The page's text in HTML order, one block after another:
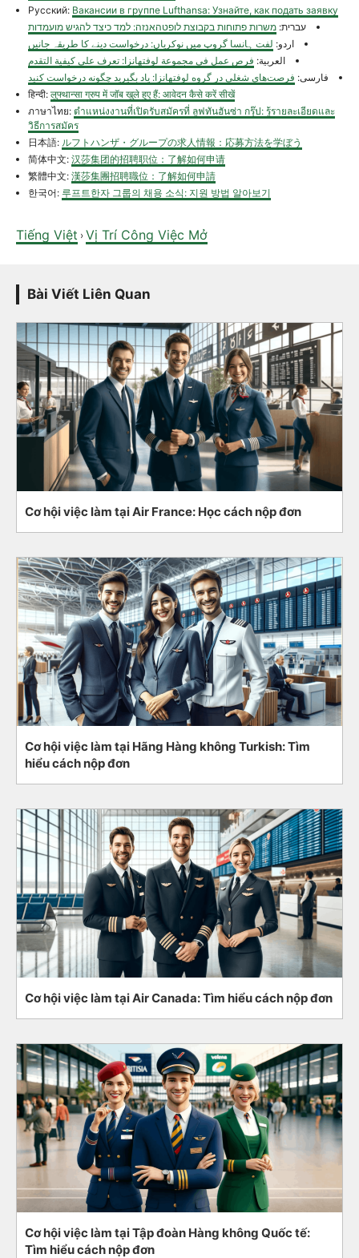
Русский: Вакансии в группе Lufthansa: Узнайте, как подать заявку
עברית: משרות פתוחות בקבוצת לופטהאנזה: למד כיצד להגיש מועמדות
اردو: لفت ہانسا گروپ میں نوکریاں: درخواست دینے کا طریقہ جانیں
العربية: فرص عمل في مجموعة لوفتهانزا: تعرف على كيفية التقدم
فارسی: فرصت‌های شغلی در گروه لوفتهانزا: یاد بگیرید چگونه درخواست کنید
हिन्दी: लुफ्थान्सा ग्रुप में जॉब खुले हुए हैं: आवेदन कैसे करें सीखें
ภาษาไทย: ตำแหน่งงานที่เปิดรับสมัครที่ ลูฟทันฮันซ่า กรุ๊ป: รู้รายละเอียดและ
วิธีการสมัคร
日本語: ルフトハンザ・グループの求人情報：応募方法を学ぼう
简体中文: 汉莎集团的招聘职位：了解如何申请
繁體中文: 漢莎集團招聘職位：了解如何申請
한국어: 루프트한자 그룹의 채용 소식: 지원 방법 알아보기
Tiếng Việt › Vị Trí Công Việc Mở
Bài Viết Liên Quan
Cơ hội việc làm tại Air France: Học cách nộp đơn
Cơ hội việc làm tại Hãng Hàng không Turkish: Tìm
hiểu cách nộp đơn
Cơ hội việc làm tại Air Canada: Tìm hiểu cách nộp đơn
Cơ hội việc làm tại Tập đoàn Hàng không Quốc tế:
Tìm hiểu cách nộp đơn